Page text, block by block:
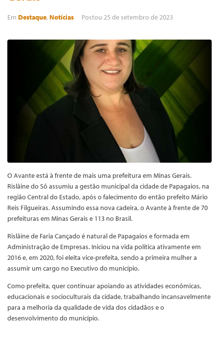
Em Destaque, Notícias Postou 25 de setembro de 2023
O Avante está à frente de mais uma prefeitura em Minas Gerais.
Rislâine do Sô assumiu a gestão municipal da cidade de Papagaios, na
região Central do Estado, após o falecimento do então prefeito Mário
Reis Filgueiras. Assumindo essa nova cadeira, o Avante à frente de 70
prefeituras em Minas Gerais e 113 no Brasil.
Rislâine de Faria Cançado é natural de Papagaios e formada em
Administração de Empresas. Iniciou na vida política ativamente em
2016 e, em 2020, foi eleita vice-prefeita, sendo a primeira mulher a
assumir um cargo no Executivo do município.
Como prefeita, quer continuar apoiando as atividades econômicas,
educacionais e socioculturais da cidade, trabalhando incansavelmente
para a melhoria da qualidade de vida dos cidadãos e o
desenvolvimento do município.